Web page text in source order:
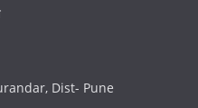
Dist- Pune